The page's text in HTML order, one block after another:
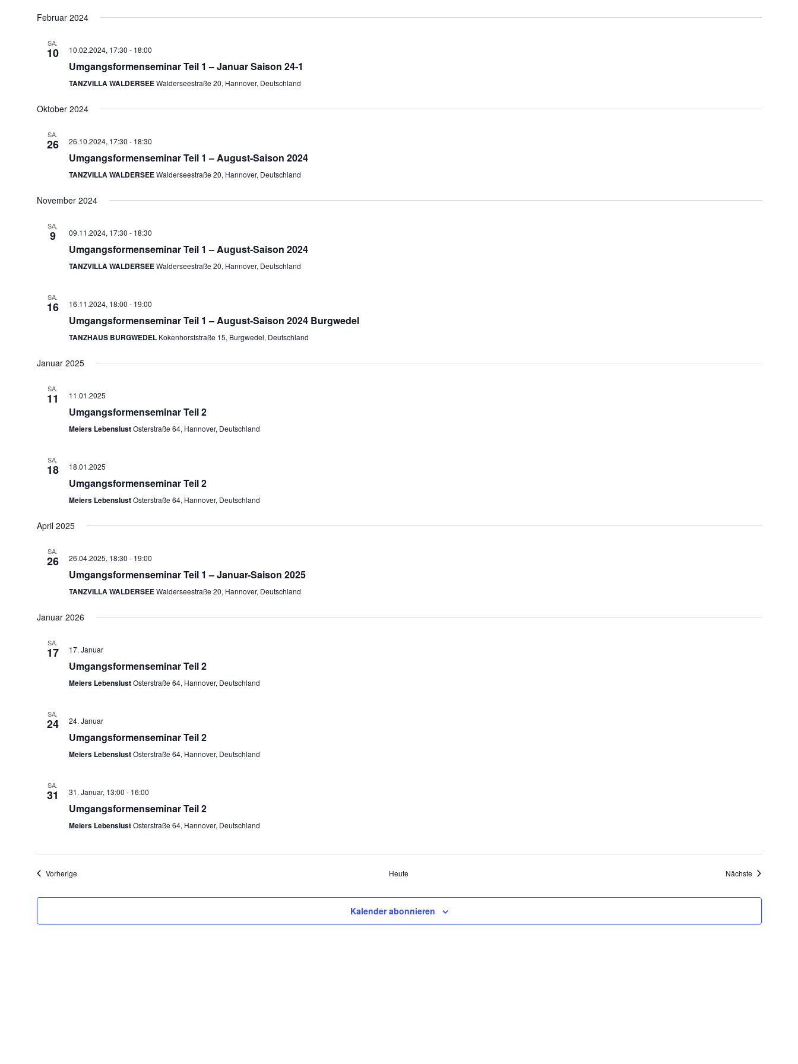
Februar 2024
SA.
10 10.02.2024, 17:30 - 18:00
Umgangsformenseminar Teil 1 – Januar Saison 24-1
TANZVILLA WALDERSEEWalderseestraße 20, Hannover, Deutschland
Oktober 2024
SA.
26 26.10.2024, 17:30 - 18:30
Umgangsformenseminar Teil 1 – August-Saison 2024
TANZVILLA WALDERSEEWalderseestraße 20, Hannover, Deutschland
November 2024
SA.
9 09.11.2024, 17:30 - 18:30
Umgangsformenseminar Teil 1 – August-Saison 2024
TANZVILLA WALDERSEEWalderseestraße 20, Hannover, Deutschland
SA.
16 16.11.2024, 18:00 - 19:00
Umgangsformenseminar Teil 1 – August-Saison 2024 Burgwedel
TANZHAUS BURGWEDEL Kokenhorststraße 15, Burgwedel, Deutschland
Januar 2025
SA.
11 11.01.2025
Umgangsformenseminar Teil 2
Meiers LebenslustOsterstraße 64, Hannover, Deutschland
SA.
18 18.01.2025
Umgangsformenseminar Teil 2
Meiers LebenslustOsterstraße 64, Hannover, Deutschland
April 2025
SA.
26 26.04.2025, 18:30 - 19:00
Umgangsformenseminar Teil 1 – Januar-Saison 2025
TANZVILLA WALDERSEEWalderseestraße 20, Hannover, Deutschland
Januar 2026
SA.
17 17. Januar
Umgangsformenseminar Teil 2
Meiers LebenslustOsterstraße 64, Hannover, Deutschland
SA.
24 24. Januar
Umgangsformenseminar Teil 2
Meiers LebenslustOsterstraße 64, Hannover, Deutschland
SA.
31 31. Januar, 13:00 - 16:00
Umgangsformenseminar Teil 2
Meiers LebenslustOsterstraße 64, Hannover, Deutschland
VorherigeVeranstaltungen Heute Nächste
Kalender abonnieren